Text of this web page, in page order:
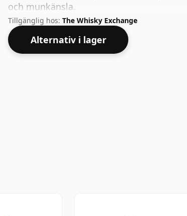
och munkänsla.
Tillgänglig hos: The Whisky Exchange
Alternativ i lager